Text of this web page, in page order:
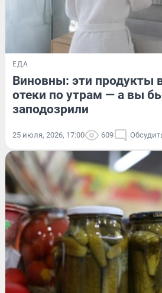
ЕДА
Виновны: эти продукты
отеки по утрам — а вы
заподозрили
25 июля, 2026, 17:00 609